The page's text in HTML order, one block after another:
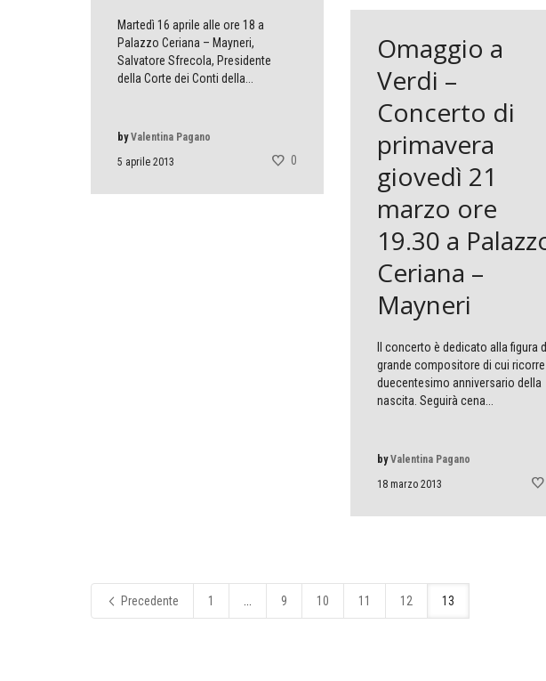
Martedì 16 aprile alle ore 18 a
Palazzo Ceriana – Mayneri,
Salvatore Sfrecola, Presidente
della Corte dei Conti della...
5 aprile 2013
byValentina Pagano
0
Omaggio a
Verdi –
Concerto di
primavera
giovedì 21
marzo ore
19.30 a
Ceriana –
Mayneri
Il concerto è dedicato alla figura
grande compositore di cui ricorre
duecentesimo anniversario della
nascita. Seguirà cena...
18 marzo 2013
byValentina Pagano
Precedente 1 9 10 11 12 13